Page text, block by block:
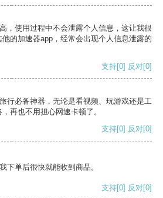
，使用过程中不会泄露个人信息，这让我很
的加速器app，经常会出现个人信息泄露的
支持[0] 反对[0]
行必备神器，无论是看视频、玩游戏还是工
再也不用担心网速卡顿了。
支持[0] 反对[0]
下单后很快就能收到商品。
支持[0] 反对[0]